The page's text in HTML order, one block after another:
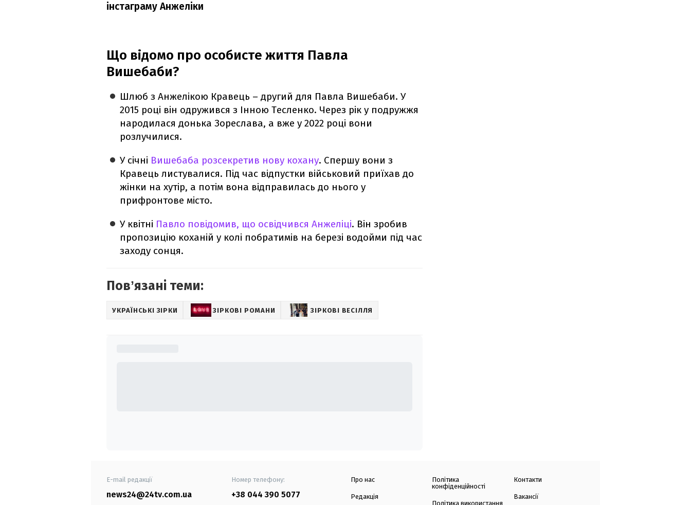
інстаграму Анжеліки
Що відомо про особисте життя Павла
Вишебаби?
Шлюб з Анжелікою Кравець – другий для Павла Вишебаби. У
2015 році він одружився з Інною Тесленко. Через рік у подружжя
народилася донька Зореслава, а вже у 2022 році вони
розлучилися.
У січні Вишебаба розсекретив нову кохану. Спершу вони з
Кравець листувалися. Під час відпустки військовий приїхав до
жінки на хутір, а потім вона відправилась до нього у
прифронтове місто.
У квітні Павло повідомив, що освідчився Анжеліці. Він зробив
пропозицію коханій у колі побратимів на березі водойми під час
заходу сонця.
Повʼязані теми:
УКРАЇНСЬКІ ЗІРКИ ЗІРКОВІ РОМАНИ ЗІРКОВІ ВЕСІЛЛЯ
E-mail редакції
news24@24tv.com.ua
Номер телефону:
+38 044 390 5077
Про нас
Редакція
Політика
конфіденційності
Політика використання
Контакти
Вакансії